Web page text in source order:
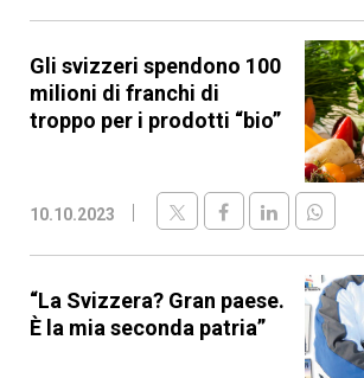
Gli svizzeri spendono 100
milioni di franchi di
troppo per i prodotti “bio”
10.10.2023
“La Svizzera? Gran paese.
È la mia seconda patria”